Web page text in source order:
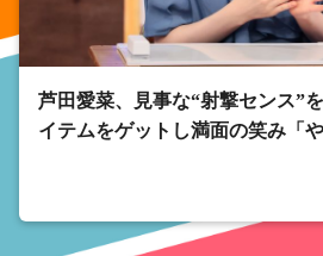
芦田愛菜、見事な“射撃センス”
イテムをゲットし満面の笑み「や